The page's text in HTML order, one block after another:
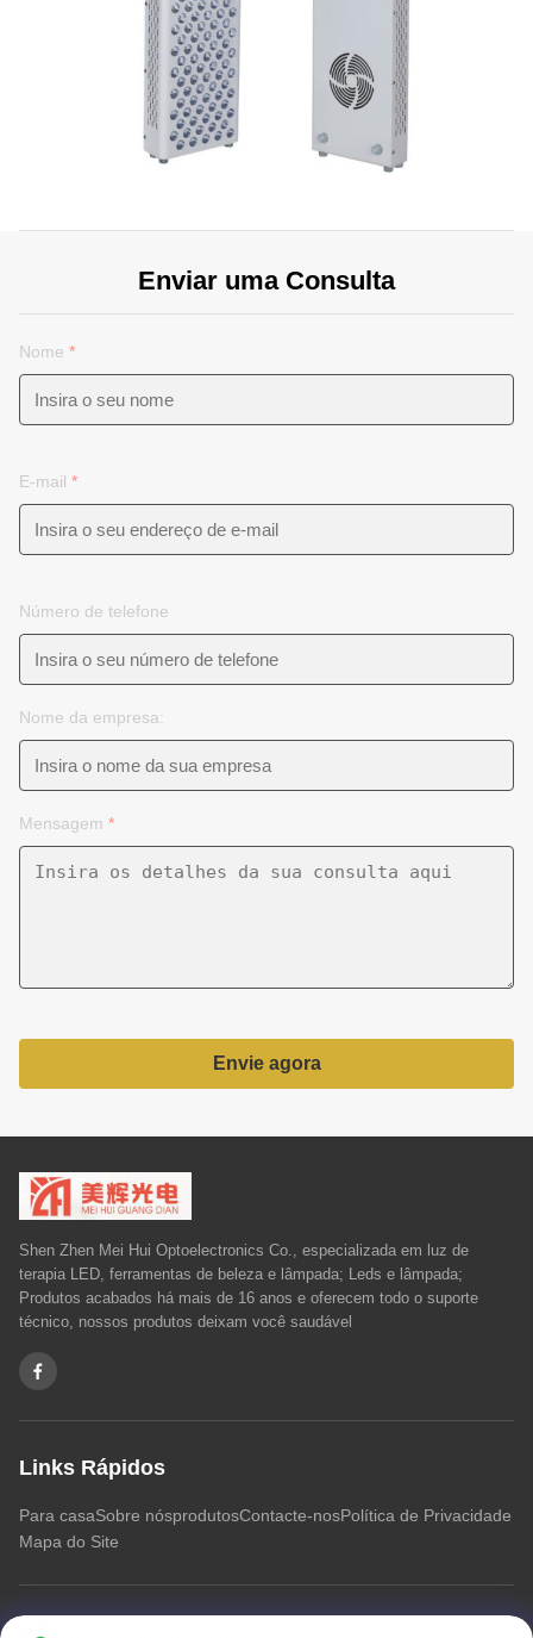
Enviar uma Consulta
Nome *
E-mail *
Número de telefone
Nome da empresa:
Mensagem *
Envie agora
Shen Zhen Mei Hui Optoelectronics Co., especializada em luz de
terapia LED, ferramentas de beleza e lâmpada; Leds e lâmpada;
Produtos acabados há mais de 16 anos e oferecem todo o suporte
técnico, nossos produtos deixam você saudável
Links Rápidos
Para casaSobre nósprodutosContacte-nosPolítica de Privacidade
Mapa do Site
Contacte-nos